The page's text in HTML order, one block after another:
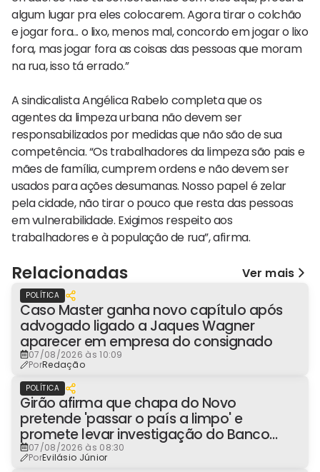
algum lugar pra eles colocarem. Agora tirar o colchão
e jogar fora... o lixo, menos mal, concordo em jogar o lixo
fora, mas jogar fora as coisas das pessoas que moram
na rua, isso tá errado.”
A sindicalista Angélica Rabelo completa que os
agentes da limpeza urbana não devem ser
responsabilizados por medidas que não são de sua
competência. “Os trabalhadores da limpeza são pais e
mães de família, cumprem ordens e não devem ser
usados para ações desumanas. Nosso papel é zelar
pela cidade, não tirar o pouco que resta das pessoas
em vulnerabilidade. Exigimos respeito aos
trabalhadores e à população de rua”, afirma.
Relacionadas Ver mais
POLÍTICA
Caso Master ganha novo capítulo após
advogado ligado a Jaques Wagner
aparecer em empresa do consignado
07/08/2026 às 10:09
PorRedação
POLÍTICA
Girão afirma que chapa do Novo
pretende 'passar o país a limpo' e
promete levar investigação do Banco
Master à Presidência
07/08/2026 às 08:30
PorEvilásio Júnior